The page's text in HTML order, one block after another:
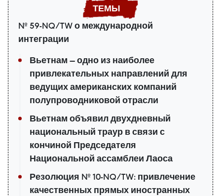
№ 59-NQ/TW о международной
интеграции
Вьетнам — одно из наиболее
привлекательных направлений для
ведущих американских компаний
полупроводниковой отрасли
Вьетнам объявил двухдневный
национальный траур в связи с
кончиной Председателя
Национальной ассамблеи Лаоса
Резолюция № 10-NQ/TW: привлечение
качественных прямых иностранных